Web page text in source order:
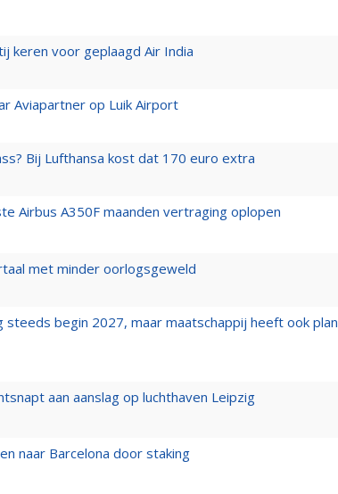
keren voor geplaagd Air India
Aviapartner op Luik Airport
Bij Lufthansa kost dat 170 euro extra
Airbus A350F maanden vertraging oplopen
met minder oorlogsgeweld
steeds begin 2027, maar maatschappij heeft ook plan
aan aanslag op luchthaven Leipzig
naar Barcelona door staking